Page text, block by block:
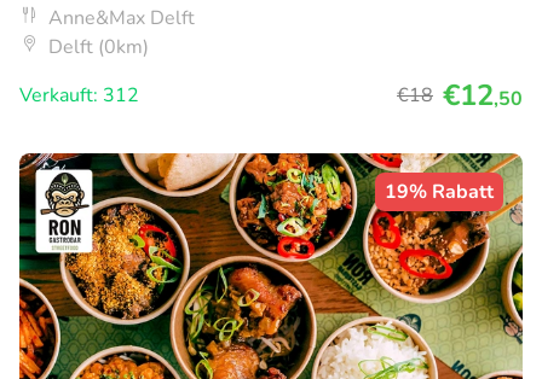
Anne&Max Delft
Delft (0km)
Verkauft: 312
€18 €12,50
19% Rabatt